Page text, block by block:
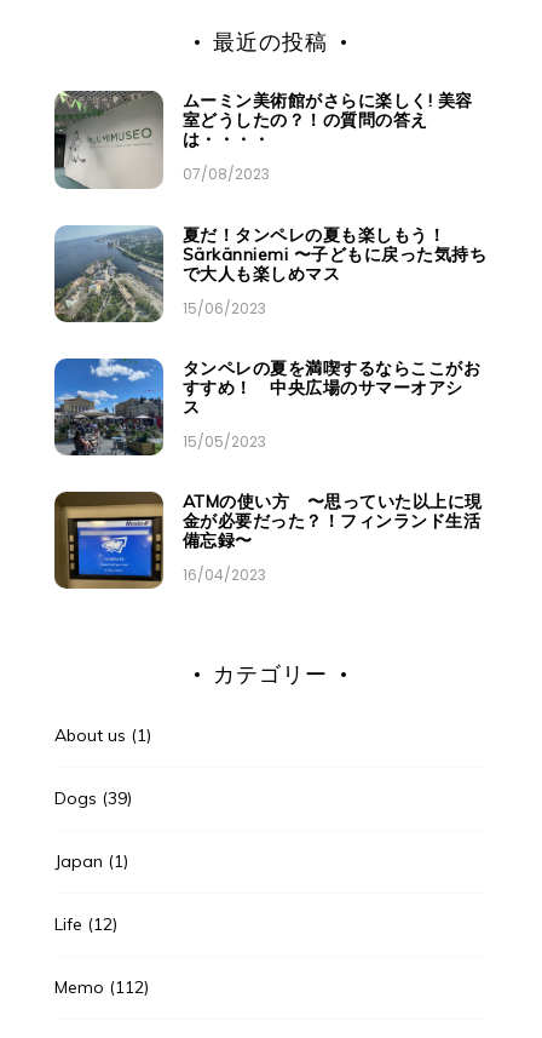
最近の投稿
ムーミン美術館がさらに楽しく! 美容
室どうしたの？！の質問の答え
は・・・・
07/08/2023
夏だ！タンペレの夏も楽しもう！
Särkänniemi 〜子どもに戻った気持ち
で大人も楽しめマス
15/06/2023
タンペレの夏を満喫するならここがお
すすめ！ 中央広場のサマーオアシ
ス
15/05/2023
ATMの使い方 〜思っていた以上に現
金が必要だった？！フィンランド生活
備忘録〜
16/04/2023
カテゴリー
About us (1)
Dogs (39)
Japan (1)
Life (12)
Memo (112)